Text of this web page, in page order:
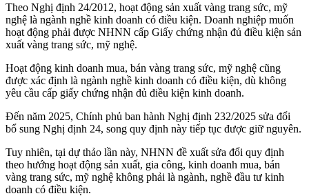
Theo Nghị định 24/2012, hoạt động sản xuất vàng trang sức, mỹ
nghệ là ngành nghề kinh doanh có điều kiện. Doanh nghiệp muốn
hoạt động phải được NHNN cấp Giấy chứng nhận đủ điều kiện sản
xuất vàng trang sức, mỹ nghệ.
Hoạt động kinh doanh mua, bán vàng trang sức, mỹ nghệ cũng
được xác định là ngành nghề kinh doanh có điều kiện, dù không
yêu cầu cấp giấy chứng nhận đủ điều kiện kinh doanh.
Đến năm 2025, Chính phủ ban hành Nghị định 232/2025 sửa đổi
bổ sung Nghị định 24, song quy định này tiếp tục được giữ nguyên.
Tuy nhiên, tại dự thảo lần này, NHNN đề xuất sửa đổi quy định
theo hướng hoạt động sản xuất, gia công, kinh doanh mua, bán
vàng trang sức, mỹ nghệ không phải là ngành, nghề đầu tư kinh
doanh có điều kiện.